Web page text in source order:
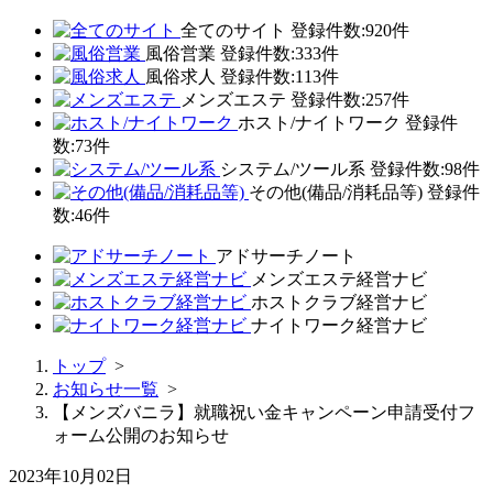
全てのサイト 登録件数:920件
風俗営業 登録件数:333件
風俗求人 登録件数:113件
メンズエステ 登録件数:257件
ホスト/ナイトワーク 登録件
数:73件
システム/ツール系 登録件数:98件
その他(備品/消耗品等) 登録件
数:46件
アドサーチノート
メンズエステ経営ナビ
ホストクラブ経営ナビ
ナイトワーク経営ナビ
トップ >
お知らせ一覧 >
【メンズバニラ】就職祝い金キャンペーン申請受付フ
ォーム公開のお知らせ
2023年10月02日